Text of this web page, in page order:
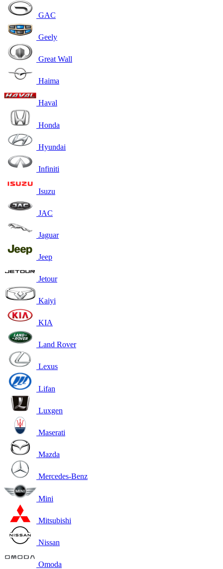
GAC
Geely
Great Wall
Haima
Haval
Honda
Hyundai
Infiniti
Isuzu
JAC
Jaguar
Jeep
Jetour
Kaiyi
KIA
Land Rover
Lexus
Lifan
Luxgen
Maserati
Mazda
Mercedes-Benz
Mini
Mitsubishi
Nissan
Omoda